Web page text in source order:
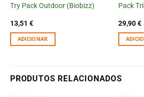
Try Pack Outdoor (Biobizz)
13,51 €
ADICIONAR
Pack
29,90€
PRODUTOS RELACIONADOS